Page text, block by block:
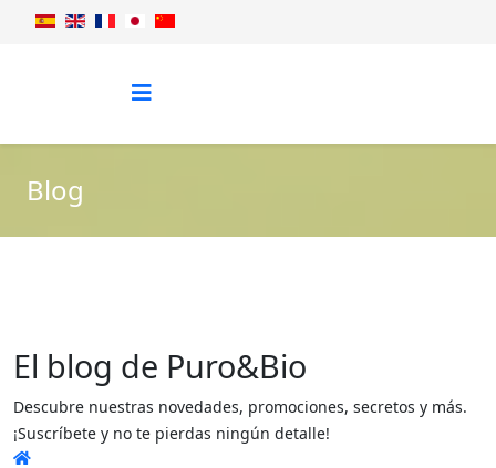
Blog
El blog de Puro&Bio
Descubre nuestras novedades, promociones, secretos y más.
¡Suscríbete y no te pierdas ningún detalle!
Home